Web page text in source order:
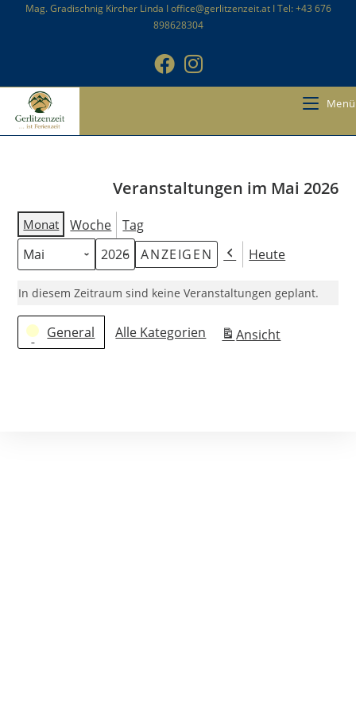
Mag. Gradischnig Kircher Linda I office@gerlitzenzeit.at I Tel: +43 676
898628304
Menü
Veranstaltungen im Mai 2026
Monat Woche Tag
Monat
Jahr ZurückHeute
In diesem Zeitraum sind keine Veranstaltungen geplant.
KategorienGeneral Alle Kategorien Ansicht
ausdrucken